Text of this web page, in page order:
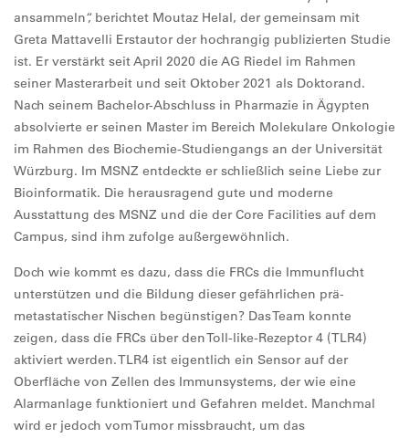
ansammeln“, berichtet Moutaz Helal, der gemeinsam mit
Greta Mattavelli Erstautor der hochrangig publizierten Studie
ist. Er verstärkt seit April 2020 die AG Riedel im Rahmen
seiner Masterarbeit und seit Oktober 2021 als Doktorand.
Nach seinem Bachelor-Abschluss in Pharmazie in Ägypten
absolvierte er seinen Master im Bereich Molekulare Onkologie
im Rahmen des Biochemie-Studiengangs an der Universität
Würzburg. Im MSNZ entdeckte er schließlich seine Liebe zur
Bioinformatik. Die herausragend gute und moderne
Ausstattung des MSNZ und die der Core Facilities auf dem
Campus, sind ihm zufolge außergewöhnlich.
Doch wie kommt es dazu, dass die FRCs die Immunflucht
unterstützen und die Bildung dieser gefährlichen prä-
metastatischer Nischen begünstigen? Das Team konnte
zeigen, dass die FRCs über den Toll-like-Rezeptor 4 (TLR4)
aktiviert werden. TLR4 ist eigentlich ein Sensor auf der
Oberfläche von Zellen des Immunsystems, der wie eine
Alarmanlage funktioniert und Gefahren meldet. Manchmal
wird er jedoch vom Tumor missbraucht, um das